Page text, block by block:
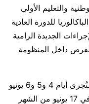
والتعليم الأولي
للدورة العادية
الجديدة الرامية
داخل المنظومة
وأوضح الوزير أن اختبارات الباكالوريا ستُجرى أيام 4 و5 و6 يونيو
2026، على أن يتم الإعلان عن النتائج في 17 يونيو من الشهر